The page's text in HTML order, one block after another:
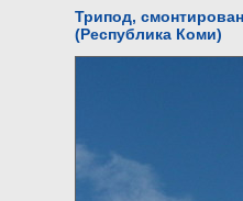
Трипод,
(Республика Коми)